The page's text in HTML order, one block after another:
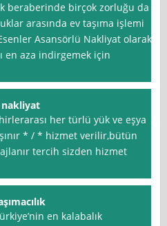
beraberinde birçok zorluğu da
arasında ev taşıma işlemi
Asansörlü Nakliyat olarak
en aza indirgemek için
nakliyat
her türlü yük ve eşya
* / * hizmet verilir,bütün
tercih sizden hizmet
en kalabalık